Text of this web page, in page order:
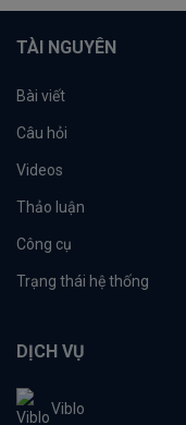
TÀI NGUYÊN
Bài viết
Câu hỏi
Videos
Thảo luận
Công cụ
Trạng thái hệ thống
DỊCH VỤ
Viblo